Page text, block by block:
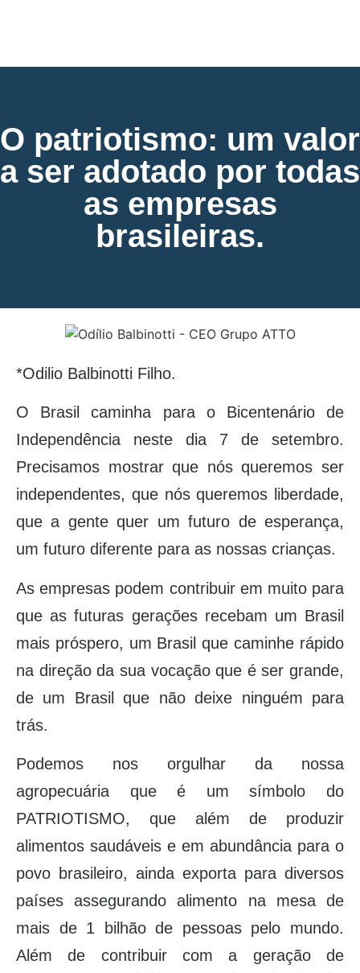
O patriotismo: um valor
a ser adotado por todas
as empresas
brasileiras.
*Odilio Balbinotti Filho.
O Brasil caminha para o Bicentenário de
Independência neste dia 7 de setembro.
Precisamos mostrar que nós queremos ser
independentes, que nós queremos liberdade,
que a gente quer um futuro de esperança,
um futuro diferente para as nossas crianças.
As empresas podem contribuir em muito para
que as futuras gerações recebam um Brasil
mais próspero, um Brasil que caminhe rápido
na direção da sua vocação que é ser grande,
de um Brasil que não deixe ninguém para
trás.
Podemos nos orgulhar da nossa
agropecuária que é um símbolo do
PATRIOTISMO, que além de produzir
alimentos saudáveis e em abundância para o
povo brasileiro, ainda exporta para diversos
países assegurando alimento na mesa de
mais de 1 bilhão de pessoas pelo mundo.
Além de contribuir com a geração de